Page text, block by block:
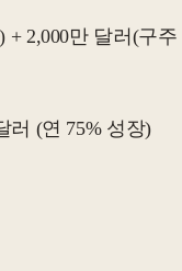
+ 2,000만 달러(구주
러 (연 75% 성장)